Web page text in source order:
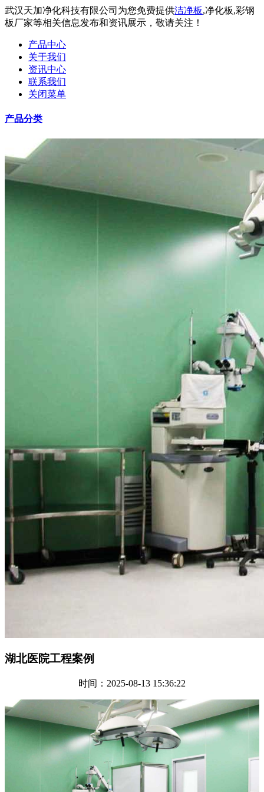
武汉天加净化科技有限公司为您免费提供洁净板,净化板,彩钢
板厂家等相关信息发布和资讯展示，敬请关注！
产品中心
关于我们
资讯中心
联系我们
关闭菜单
产品分类
湖北医院工程案例
时间：2025-08-13 15:36:22